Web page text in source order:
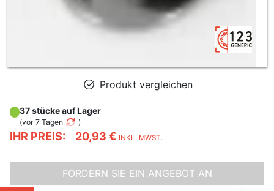
Produkt vergleichen
IHR PREIS: 20,93 € INKL. MWST.
37 stücke auf Lager
(vor 7 Tagen )
FORDERN SIE EIN ANGEBOT AN